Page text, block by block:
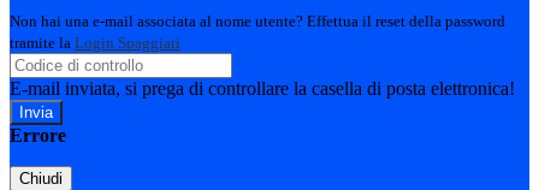
Non hai una e-mail associata al nome utente? Effettua il reset della password
tramite la Login Spaggiari
E-mail inviata, si prega di controllare la casella di posta elettronica!
Errore
Chiudi